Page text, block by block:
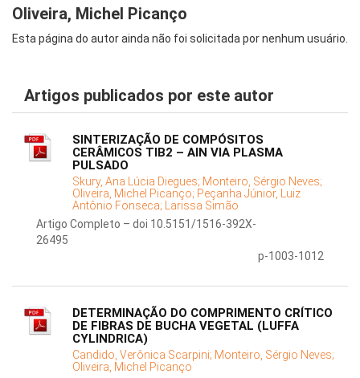
Oliveira, Michel Picanço
Esta página do autor ainda não foi solicitada por nenhum usuário.
Artigos publicados por este autor
SINTERIZAÇÃO DE COMPÓSITOS
CERÂMICOS TIB2 – AlN VIA PLASMA
PULSADO
Skury, Ana Lúcia Diegues; Monteiro, Sérgio Neves;
Oliveira, Michel Picanço; Peçanha Júnior, Luiz
Antônio Fonseca; Larissa Simão
Artigo Completo – doi 10.5151/1516-392X-
26495
p-1003-1012
DETERMINAÇÃO DO COMPRIMENTO CRÍTICO
DE FIBRAS DE BUCHA VEGETAL (LUFFA
CYLINDRICA)
Candido, Verônica Scarpini; Monteiro, Sérgio Neves;
Oliveira, Michel Picanço